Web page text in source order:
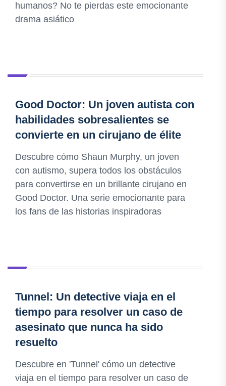
humanos? No te pierdas este emocionante
drama asiático
Good Doctor: Un joven autista con
habilidades sobresalientes se
convierte en un cirujano de élite
Descubre cómo Shaun Murphy, un joven
con autismo, supera todos los obstáculos
para convertirse en un brillante cirujano en
Good Doctor. Una serie emocionante para
los fans de las historias inspiradoras
Tunnel: Un detective viaja en el
tiempo para resolver un caso de
asesinato que nunca ha sido
resuelto
Descubre en 'Tunnel' cómo un detective
viaja en el tiempo para resolver un caso de